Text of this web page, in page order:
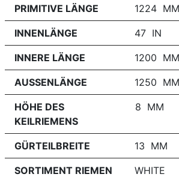
PRIMITIVE LÄNGE 1224 MM
INNENLÄNGE 47 IN
INNERE LÄNGE 1200 MM
AUSSENLÄNGE 1250 MM
HÖHE DES
KEILRIEMENS
8 MM
GÜRTEILBREITE 13 MM
SORTIMENT RIEMEN WHITE